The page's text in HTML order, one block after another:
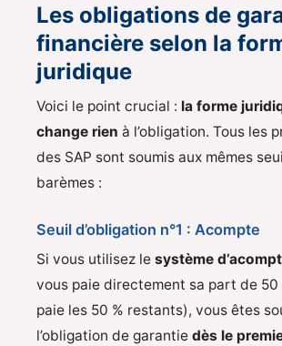
Les obligations de
financière selon la
juridique
Voici le point crucial : la forme
change rien à l’obligation. Tous les
des SAP sont soumis aux mêmes
barèmes :
Seuil d’obligation n°1 : Acompte
Si vous utilisez le système
vous paie directement sa part de 50
paie les 50 % restants), vous êtes
l’obligation de garantie dès le